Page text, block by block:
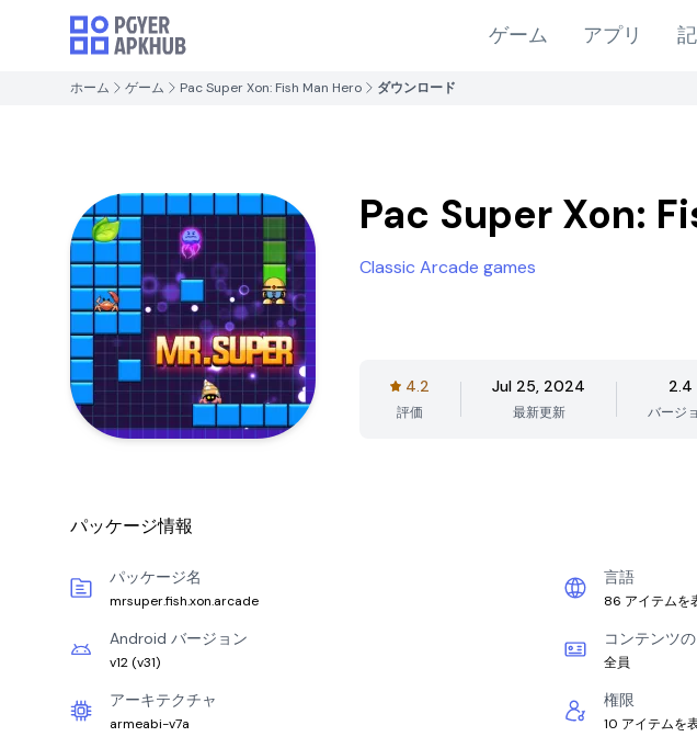
ゲーム アプリ
ホーム ゲーム Pac Super Xon: Fish Man Hero ダウンロード
Pac Super Xon:
Classic Arcade games
4.2
評価
Jul 25, 2024
最新更新
2.4
バージ
パッケージ情報
パッケージ名
mrsuper.fish.xon.arcade
言語
86 アイテムを
Android バージョン
v12 (v31)
コンテンツ
全員
アーキテクチャ
armeabi-v7a
権限
10 アイテムを